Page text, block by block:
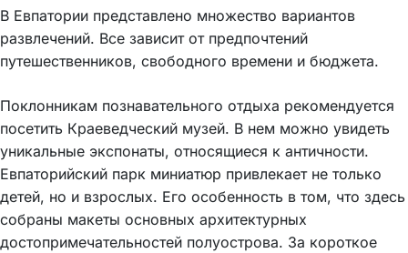
В Евпатории представлено множество вариантов
развлечений. Все зависит от предпочтений
путешественников, свободного времени и бюджета.
Поклонникам познавательного отдыха рекомендуется
посетить Краеведческий музей. В нем можно увидеть
уникальные экспонаты, относящиеся к античности.
Евпаторийский парк миниатюр привлекает не только
детей, но и взрослых. Его особенность в том, что здесь
собраны макеты основных архитектурных
достопримечательностей полуострова. За короткое